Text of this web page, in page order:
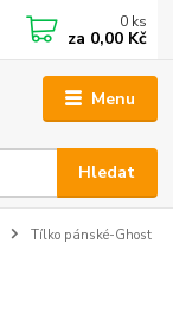
Menu
Hledat
0 ks
za 0,00 Kč
Tílko pánské-Ghost